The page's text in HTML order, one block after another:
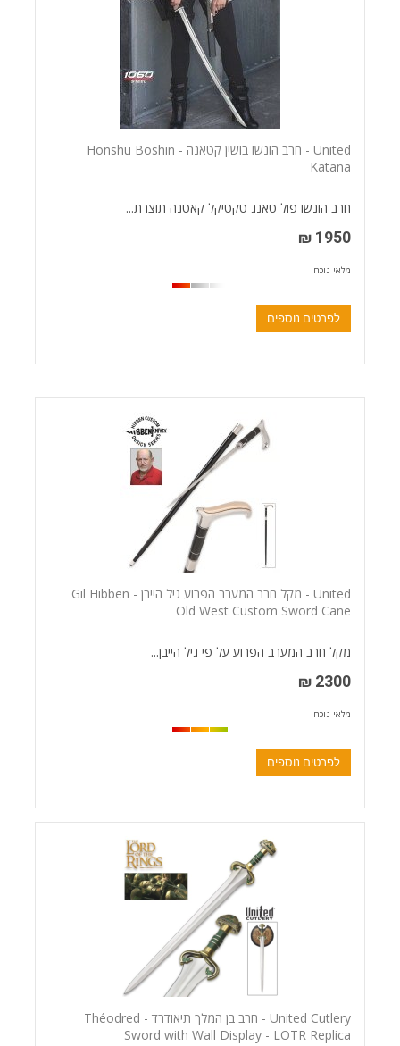
United - חרב הונשו בושין קטאנה - Honshu Boshin
Katana
חרב הונשו פול טאנג טקטיקל קאטנה תוצרת...
1950 ₪
מלאי נוכחי
לפרטים נוספים
United - מקל חרב המערב הפרוע גיל הייבן - Gil Hibben
Old West Custom Sword Cane
מקל חרב המערב הפרוע על פי גיל הייבן...
2300 ₪
מלאי נוכחי
לפרטים נוספים
United Cutlery - חרב בן המלך תיאודרד - Théodred
Sword with Wall Display - LOTR Replica